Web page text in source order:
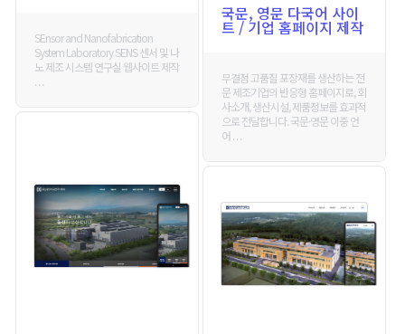
국문, 영문 다국어 사이
트 / 기업 홈페이지 제작
무결점 고품질 포장재를 생산하는 전
문 제조기업의 반응형 홈페이지로, 회
사소개, 생산시설, 제품정보를 효과적
으로 전달합니다. 국문·영문 이중 언
어 . . .
SEnsor and Nanofabrication
System Laboratory SENS 센서 및 나
노 제조 시스템 연구실 웹사이트 제작
. . .